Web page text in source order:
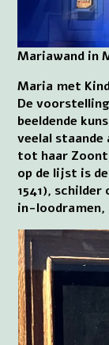
Mariawand in
Maria met
De
beeldende
veelal
tot haar
op de lijst is
1541),
in-loodramen,